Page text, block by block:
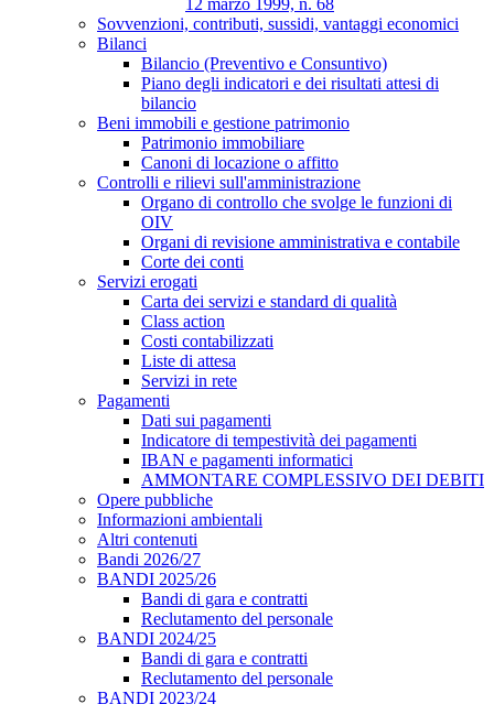
12 marzo 1999, n. 68
Sovvenzioni, contributi, sussidi, vantaggi economici
Bilanci
Bilancio (Preventivo e Consuntivo)
Piano degli indicatori e dei risultati attesi di
bilancio
Beni immobili e gestione patrimonio
Patrimonio immobiliare
Canoni di locazione o affitto
Controlli e rilievi sull'amministrazione
Organo di controllo che svolge le funzioni di
OIV
Organi di revisione amministrativa e contabile
Corte dei conti
Servizi erogati
Carta dei servizi e standard di qualità
Class action
Costi contabilizzati
Liste di attesa
Servizi in rete
Pagamenti
Dati sui pagamenti
Indicatore di tempestività dei pagamenti
IBAN e pagamenti informatici
AMMONTARE COMPLESSIVO DEI DEBITI
Opere pubbliche
Informazioni ambientali
Altri contenuti
Bandi 2026/27
BANDI 2025/26
Bandi di gara e contratti
Reclutamento del personale
BANDI 2024/25
Bandi di gara e contratti
Reclutamento del personale
BANDI 2023/24